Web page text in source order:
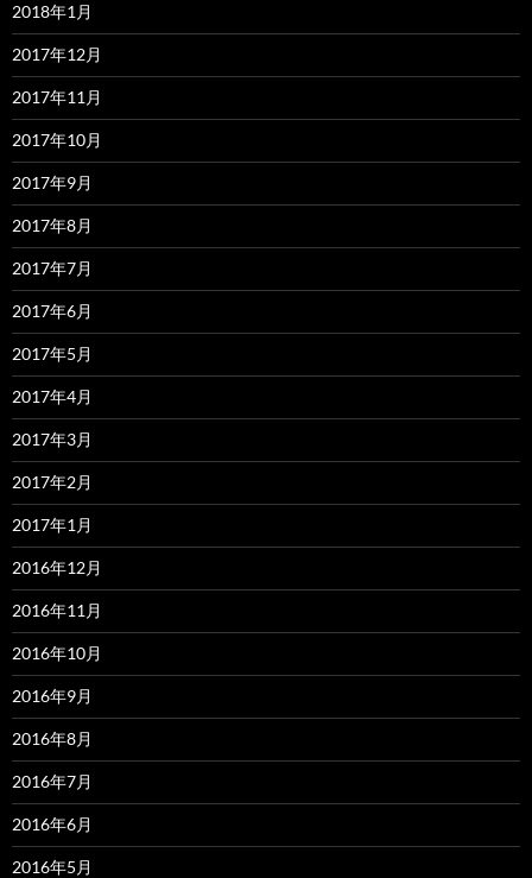
2018年1月
2017年12月
2017年11月
2017年10月
2017年9月
2017年8月
2017年7月
2017年6月
2017年5月
2017年4月
2017年3月
2017年2月
2017年1月
2016年12月
2016年11月
2016年10月
2016年9月
2016年8月
2016年7月
2016年6月
2016年5月